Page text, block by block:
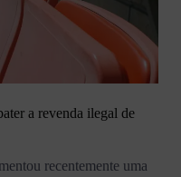
a revenda ilegal de
recentemente uma